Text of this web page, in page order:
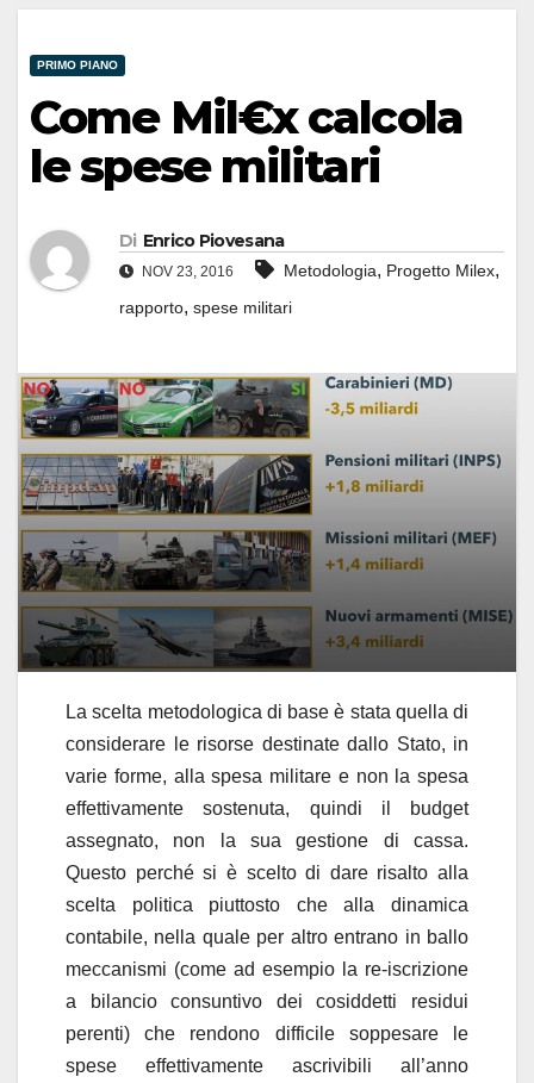
PRIMO PIANO
Come Mil€x calcola
le spese militari
Di Enrico Piovesana
NOV 23, 2016 Metodologia, Progetto Milex,
rapporto, spese militari
La scelta metodologica di base è stata quella di
considerare le risorse destinate dallo Stato, in
varie forme, alla spesa militare e non la spesa
effettivamente sostenuta, quindi il budget
assegnato, non la sua gestione di cassa.
Questo perché si è scelto di dare risalto alla
scelta politica piuttosto che alla dinamica
contabile, nella quale per altro entrano in ballo
meccanismi (come ad esempio la re-iscrizione
a bilancio consuntivo dei cosiddetti residui
perenti) che rendono difficile soppesare le
spese effettivamente ascrivibili all’anno